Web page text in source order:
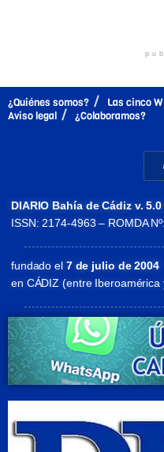
¿Quiénes somos? Las cinco
Aviso legal
¿Colaboramos?
DIARIO Bahía de Cádiz v. 5.0
ISSN: 2174-4963 – ROMDA
fundado el7 de julio de 2004
en CÁDIZ (entre Iberoamérica